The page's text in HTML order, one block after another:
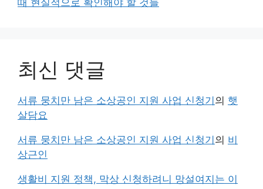
때 현실적으로 확인해야 할 것들
최신 댓글
서류 뭉치만 남은 소상공인 지원 사업 신청기 의 햇
살담요
서류 뭉치만 남은 소상공인 지원 사업 신청기 의 비
상근인
생활비 지원 정책, 막상 신청하려니 망설여지는 이